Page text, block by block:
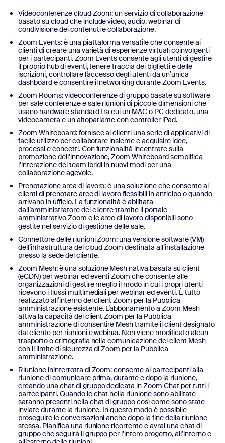
Videoconferenze cloud Zoom: un servizio di collaborazione
basato su cloud che include video, audio, webinar di
condivisione dei contenuti e collaborazione.
Zoom Events: è una piattaforma versatile che consente ai
clienti di creare una varietà di esperienze virtuali coinvolgenti
per i partecipanti. Zoom Events consente agli utenti di gestire
il proprio hub di eventi, tenere traccia dei biglietti e delle
iscrizioni, controllare l’accesso degli utenti da un’unica
dashboard e consentire il networking durante Zoom Events.
Zoom Rooms: videoconferenze di gruppo basate su software
per sale conferenze e sale riunioni di piccole dimensioni che
usano hardware standard tra cui un MAC o PC dedicato, una
videocamera e un altoparlante con controller iPad.
Zoom Whiteboard: fornisce ai clienti una serie di applicativi di
facile utilizzo per collaborare insieme e acquisire idee,
processi e concetti. Con funzionalità incentrate sulla
promozione dell’innovazione, Zoom Whiteboard semplifica
l’interazione dei team ibridi in nuovi modi per una
collaborazione agevole.
Prenotazione area di lavoro: è una soluzione che consente ai
clienti di prenotare aree di lavoro flessibili in anticipo o quando
arrivano in ufficio. La funzionalità è abilitata
dall’amministratore del cliente tramite il portale
amministrativo Zoom e le aree di lavoro disponibili sono
gestite nel servizio di gestione delle sale.
Connettore delle riunioni Zoom: una versione software (VM)
dell’infrastruttura del cloud Zoom destinata all’installazione
presso la sede del cliente.
Zoom Mesh: è una soluzione Mesh nativa basata su client
(eCDN) per webinar ed eventi Zoom che consente alle
organizzazioni di gestire meglio il modo in cui i propri utenti
ricevono i flussi multimediali per webinar ed eventi. È tutto
realizzato all’interno del client Zoom per la Pubblica
amministrazione esistente. L’abbonamento a Zoom Mesh
attiva la capacità del client Zoom per la Pubblica
amministrazione di consentire Mesh tramite il client designato
dal cliente per riunioni e webinar. Non viene modificato alcun
trasporto o crittografia nella comunicazione del client Mesh
con il limite di sicurezza di Zoom per la Pubblica
amministrazione.
Riunione ininterrotta di Zoom: consente ai partecipanti alla
riunione di comunicare prima, durante e dopo la riunione,
creando una chat di gruppo dedicata in Zoom Chat per tutti i
partecipanti. Quando le chat nella riunione sono abilitate
saranno presenti nella chat di gruppo così come sono state
inviate durante la riunione. In questo modo è possibile
proseguire le conversazioni anche dopo la fine della riunione
stessa. Pianifica una riunione ricorrente e avrai una chat di
gruppo che seguirà il gruppo per l’intero progetto, all’interno e